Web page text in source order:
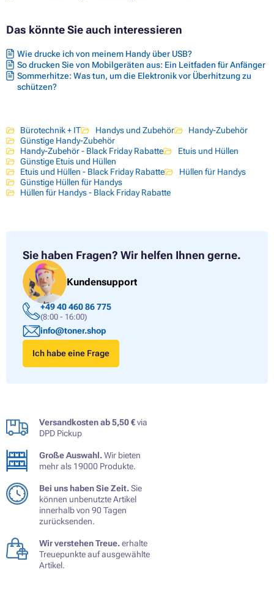
Das könnte Sie auch interessieren
Wie drucke ich von meinem Handy über USB?
So drucken Sie von Mobilgeräten aus: Ein Leitfaden für Anfänger
Sommerhitze: Was tun, um die Elektronik vor Überhitzung zu
schützen?
Bürotechnik + IT Handys und Zubehör
Handy-Zubehör
Günstige Handy-Zubehör
Handy-Zubehör - Black Friday Rabatte
Etuis und Hüllen
Günstige Etuis und Hüllen
Etuis und Hüllen - Black Friday Rabatte
Hüllen für Handys
Günstige Hüllen für Handys
Hüllen für Handys - Black Friday Rabatte
Sie haben Fragen? Wir helfen Ihnen gerne.
Kundensupport
+49 40 460 86 775
(8:00 - 16:00)
info@toner.shop
Ich habe eine Frage
Versandkosten ab 5,50 €via
DPD Pickup
Große Auswahl.Wir bieten
mehr als 19000 Produkte.
Bei uns haben Sie Zeit.Sie
können unbenutzte Artikel
innerhalb von 90 Tagen
zurücksenden.
Wir verstehen Treue.erhalte
Treuepunkte auf ausgewählte
Artikel.